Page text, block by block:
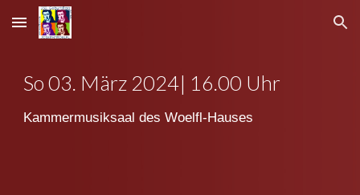
Skip to main content Skip to navigation
So 03. März 2024| 16.00 Uhr
Kammermusiksaal des Woelfl-Hauses